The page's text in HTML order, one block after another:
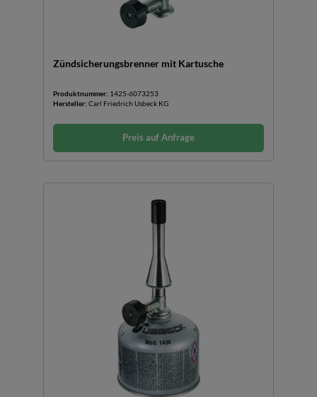
Zündsicherungsbrenner mit Kartusche
Produktnummer: 1425-6073253
Hersteller: Carl Friedrich Usbeck KG
Preis auf Anfrage